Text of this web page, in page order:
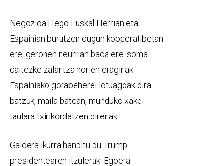
Negozioa Hego Euskal Herrian eta
Espainian burutzen dugun kooperatibetan
ere, geronen neurrian bada ere, soma
daitezke zalantza horien eraginak.
Espainiako gorabeherei lotuagoak dira
batzuk, maila batean, munduko xake
taulara txirikordatzen direnak.
Galdera ikurra handitu du Trump
presidentearen itzulerak. Egoera